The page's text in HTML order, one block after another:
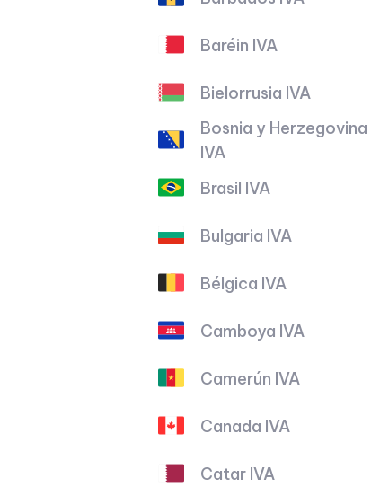
Baréin IVA
Bielorrusia IVA
Bosnia y Herzegovina
IVA
Brasil IVA
Bulgaria IVA
Bélgica IVA
Camboya IVA
Camerún IVA
Canada IVA
Catar IVA